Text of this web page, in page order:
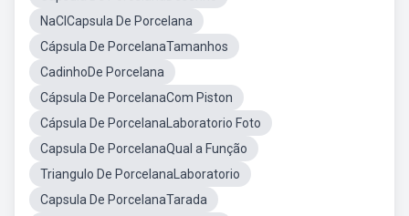
NaClCapsula De Porcelana
Cápsula De PorcelanaTamanhos
CadinhoDe Porcelana
Cápsula De PorcelanaCom Piston
Cápsula De PorcelanaLaboratorio Foto
Capsula De PorcelanaQual a Função
Triangulo De PorcelanaLaboratorio
Capsula De PorcelanaTarada